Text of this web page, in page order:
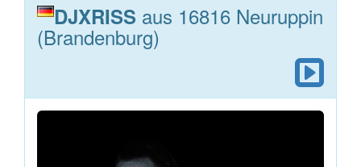
DJXRISS aus 16816 Neuruppin
(Brandenburg)